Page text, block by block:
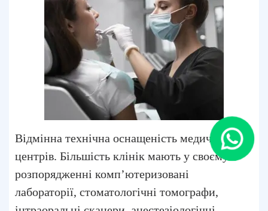
Відмінна технічна оснащеність медичних
центрів. Більшість клінік мають у своєму
розпорядженні комп’ютеризовані
лабораторії, стоматологічні томографи,